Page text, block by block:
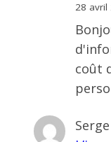
28 avril
coût